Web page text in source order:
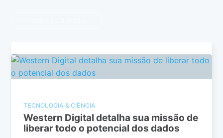
TECNOLOGIA & CIÊNCIA
Western Digital detalha sua missão de
liberar todo o potencial dos dados